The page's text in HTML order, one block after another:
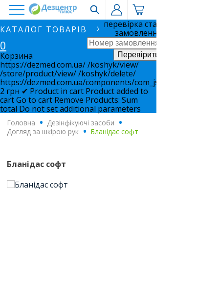
КАТАЛОГ ТОВАРІВ
перевірка статусу
замовлення
0
Корзина
https://dezmed.com.ua//koshyk/view/
/store/product/view//koshyk/delete/
https://dezmed.com.ua/components/com_jshopping/files/
2 грн ✔ Product in cart Product added to
cartGo to cart Remove Products: Sum
total Do not set additional parameters
Головна . Дезінфікуючі засоби
.
Догляд за шкірою рук . Бланідас софт
Бланідас софт